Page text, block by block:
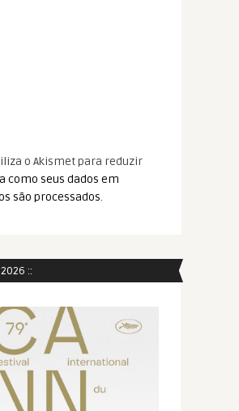
o Akismet para reduzir
como seus dados em
são processados.
2026 ::